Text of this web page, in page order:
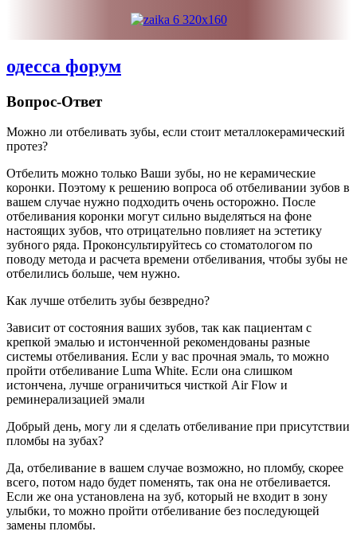
одесса форум
Вопрос-Ответ
Можно ли отбеливать зубы, если стоит металлокерамический
протез?
Отбелить можно только Ваши зубы, но не керамические
коронки. Поэтому к решению вопроса об отбеливании зубов в
вашем случае нужно подходить очень осторожно. После
отбеливания коронки могут сильно выделяться на фоне
настоящих зубов, что отрицательно повлияет на эстетику
зубного ряда. Проконсультируйтесь со стоматологом по
поводу метода и расчета времени отбеливания, чтобы зубы не
отбелились больше, чем нужно.
Как лучше отбелить зубы безвредно?
Зависит от состояния ваших зубов, так как пациентам с
крепкой эмалью и истонченной рекомендованы разные
системы отбеливания. Если у вас прочная эмаль, то можно
пройти отбеливание Luma White. Если она слишком
истончена, лучше ограничиться чисткой Air Flow и
реминерализацией эмали
Добрый день, могу ли я сделать отбеливание при присутствии
пломбы на зубах?
Да, отбеливание в вашем случае возможно, но пломбу, скорее
всего, потом надо будет поменять, так она не отбеливается.
Если же она установлена на зуб, который не входит в зону
улыбки, то можно пройти отбеливание без последующей
замены пломбы.